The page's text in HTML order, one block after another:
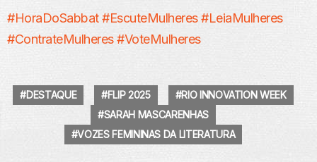
#HoraDoSabbat #EscuteMulheres #LeiaMulheres
#ContrateMulheres #VoteMulheres
DESTAQUE FLIP 2025
RIO INNOVATION WEEK
SARAH MASCARENHAS
VOZES FEMININAS DA LITERATURA